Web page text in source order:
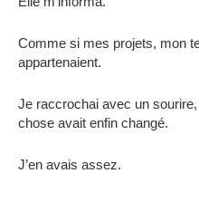
Comme si mes projets, mon
appartenaient.
Je raccrochai avec un
chose avait enfin changé.
J’en avais assez.